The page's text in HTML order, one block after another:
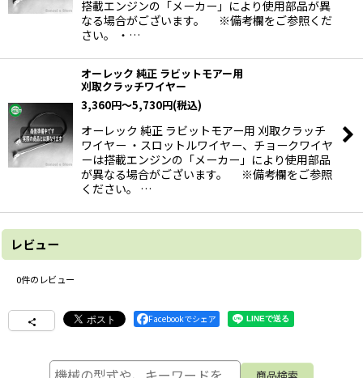
搭載エンジンの「メーカー」により使用部品が異
なる場合がございます。 ※備考欄をご参照くだ
さい。 ・…
オーレック 純正 ラビットモアー用
刈取クラッチワイヤー
3,360円～5,730円(税込)
オーレック 純正 ラビットモアー用 刈取クラッチ
ワイヤー ・スロットルワイヤー、チョークワイヤ
ーは搭載エンジンの「メーカー」により使用部品
が異なる場合がございます。 ※備考欄をご参照
ください。 …
レビュー
0件のレビュー
Facebookでシェア